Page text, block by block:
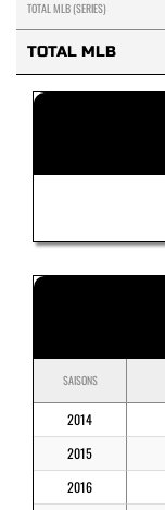
TOTAL MLB (SERIES)
TOTAL MLB
SAISONS
2014
2015
2016